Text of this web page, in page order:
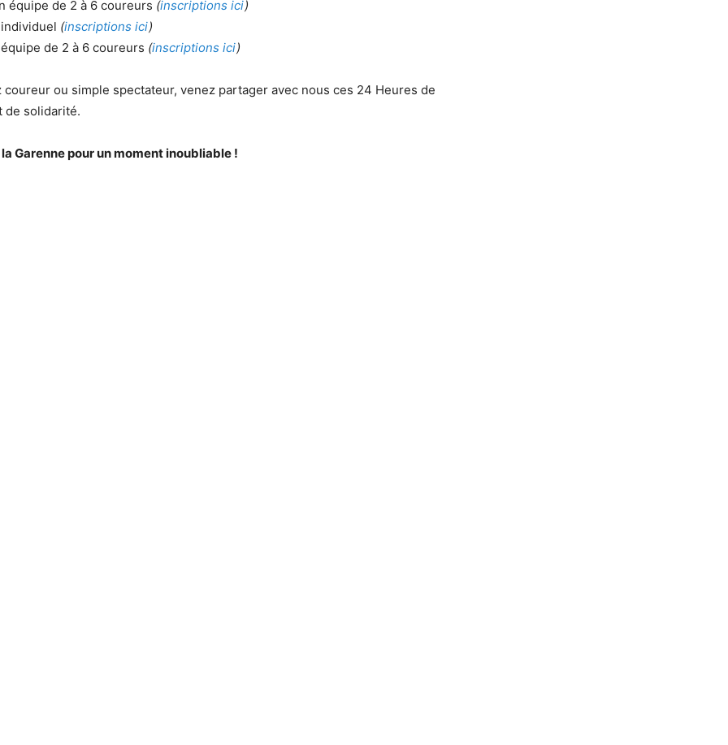
équipe de 2 à 6 coureurs (inscriptions ici)
(inscriptions ici)
de 2 à 6 coureurs (inscriptions ici)
coureur ou simple spectateur, venez partager avec nous ces 24 Heures de
de solidarité.
Garenne pour un moment inoubliable !